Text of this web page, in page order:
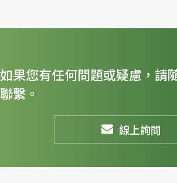
如果您有任何問題或疑慮，請
聯繫。
線上詢問